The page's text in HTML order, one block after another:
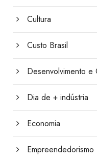
Cultura
Custo Brasil
Desenvolvimento e
Dia de + indústria
Economia
Empreendedorismo